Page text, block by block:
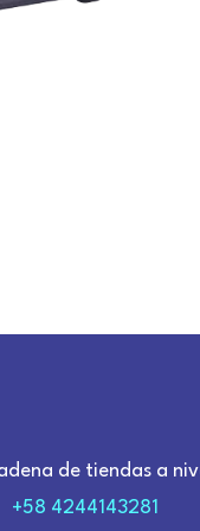
de tiendas a
+58 4244143281